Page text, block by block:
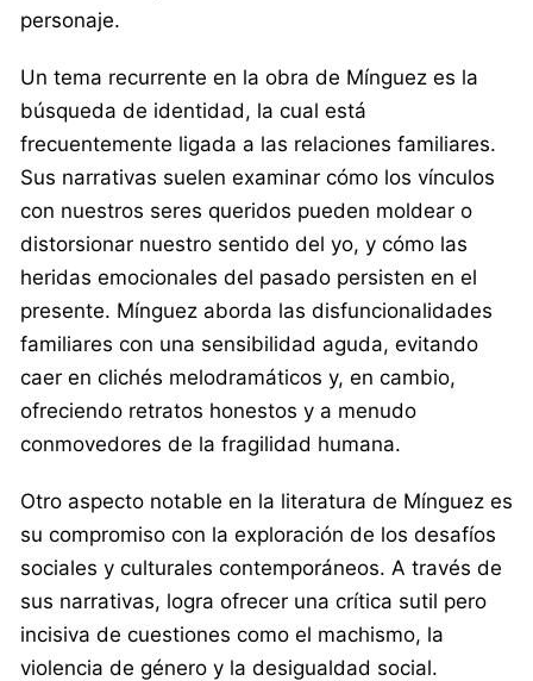
personaje.
Un tema recurrente en la obra de Mínguez es la
búsqueda de identidad, la cual está
frecuentemente ligada a las relaciones familiares.
Sus narrativas suelen examinar cómo los vínculos
con nuestros seres queridos pueden moldear o
distorsionar nuestro sentido del yo, y cómo las
heridas emocionales del pasado persisten en el
presente. Mínguez aborda las disfuncionalidades
familiares con una sensibilidad aguda, evitando
caer en clichés melodramáticos y, en cambio,
ofreciendo retratos honestos y a menudo
conmovedores de la fragilidad humana.
Otro aspecto notable en la literatura de Mínguez es
su compromiso con la exploración de los desafíos
sociales y culturales contemporáneos. A través de
sus narrativas, logra ofrecer una crítica sutil pero
incisiva de cuestiones como el machismo, la
violencia de género y la desigualdad social.